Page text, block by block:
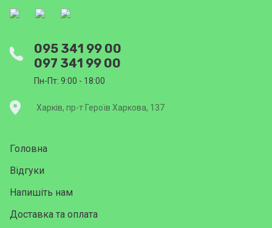
095 341 99 00
097 341 99 00
Пн-Пт: 9:00 - 18:00
Харків, пр-т Героїв Харкова, 137
Головна
Відгуки
Напишіть нам
Доставка та оплата